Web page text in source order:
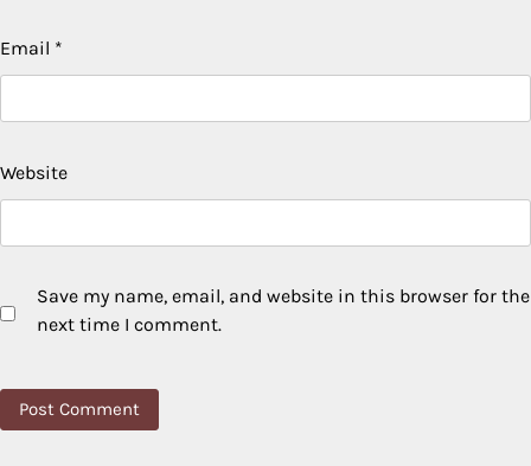
Email *
Website
Save my name, email, and website in this browser for the
next time I comment.